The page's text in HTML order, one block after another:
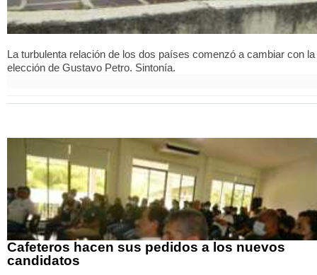
La turbulenta relación de los dos países comenzó a cambiar con la
elección de Gustavo Petro. Sintonía.
Cafeteros hacen sus pedidos a los nuevos
candidatos